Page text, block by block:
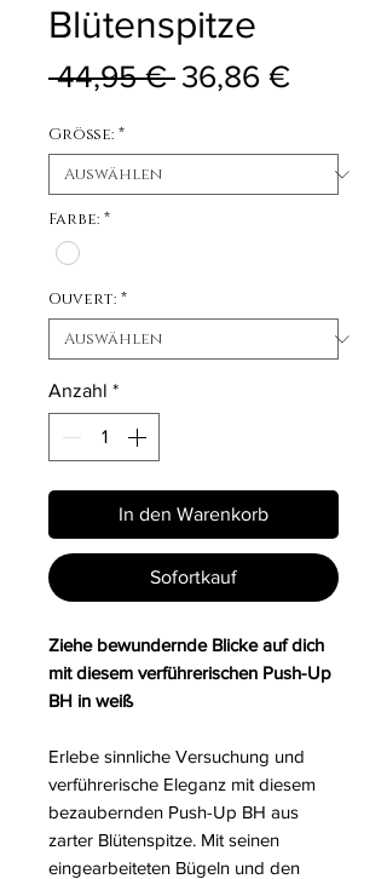
Blütenspitze
44,95 € Standardpreis
36,86 €Sale-
Größe: *
Farbe: *
Ouvert: *
Anzahl *
In den Warenkorb
Sofortkauf
Ziehe bewundernde Blicke auf dich
mit diesem verführerischen Push-Up
BH in weiß
Erlebe sinnliche Versuchung und
verführerische Eleganz mit diesem
bezaubernden Push-Up BH aus
zarter Blütenspitze. Mit seinen
eingearbeiteten Bügeln und den